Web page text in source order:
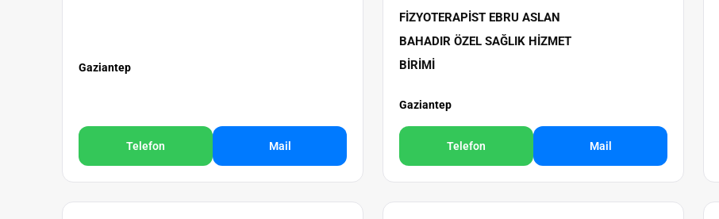
Gaziantep
Telefon Mail
FIZYOTERAPIST EBRU ASLAN
BAHADIR ÖZEL SAĞLIK HIZMET
BIRIMI
Gaziantep
Telefon Mail